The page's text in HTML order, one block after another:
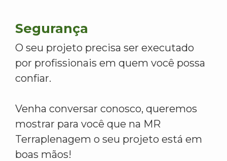
Segurança
O seu projeto precisa ser executado
por profissionais em quem você possa
confiar.
Venha conversar conosco, queremos
mostrar para você que na MR
Terraplenagem o seu projeto está em
boas mãos!